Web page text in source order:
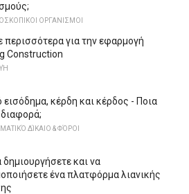
ΟΡΓΑΝΙΣΜΟΙ
περισσότερα για την εφαρμογή
Construction
εισόδημα, κέρδη και κέρδος - Ποια
διαφορά;
ΔΊΚΑΙΟ & ΦΌΡΟΙ
και να
ένα πλατφόρμα λιανικής